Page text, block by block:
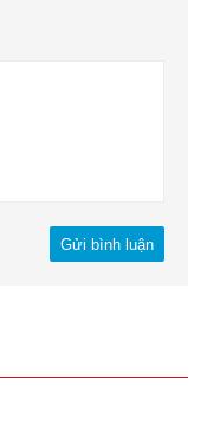
Gửi bình luận